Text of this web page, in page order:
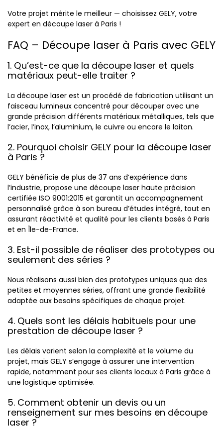
Votre projet mérite le meilleur — choisissez GELY, votre
expert en découpe laser à Paris !
FAQ – Découpe laser à Paris avec GELY
1. Qu’est-ce que la découpe laser et quels
matériaux peut-elle traiter ?
La découpe laser est un procédé de fabrication utilisant un
faisceau lumineux concentré pour découper avec une
grande précision différents matériaux métalliques, tels que
l’acier, l’inox, l’aluminium, le cuivre ou encore le laiton.
2. Pourquoi choisir GELY pour la découpe laser
à Paris ?
GELY bénéficie de plus de 37 ans d’expérience dans
l’industrie, propose une découpe laser haute précision
certifiée ISO 9001:2015 et garantit un accompagnement
personnalisé grâce à son bureau d’études intégré, tout en
assurant réactivité et qualité pour les clients basés à Paris
et en Île-de-France.
3. Est-il possible de réaliser des prototypes ou
seulement des séries ?
Nous réalisons aussi bien des prototypes uniques que des
petites et moyennes séries, offrant une grande flexibilité
adaptée aux besoins spécifiques de chaque projet.
4. Quels sont les délais habituels pour une
prestation de découpe laser ?
Les délais varient selon la complexité et le volume du
projet, mais GELY s’engage à assurer une intervention
rapide, notamment pour ses clients locaux à Paris grâce à
une logistique optimisée.
5. Comment obtenir un devis ou un
renseignement sur mes besoins en découpe
laser ?